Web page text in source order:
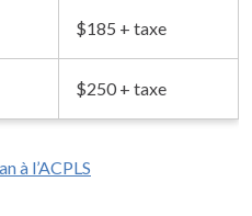
$185 + taxe
$250 + taxe
à l’ACPLS